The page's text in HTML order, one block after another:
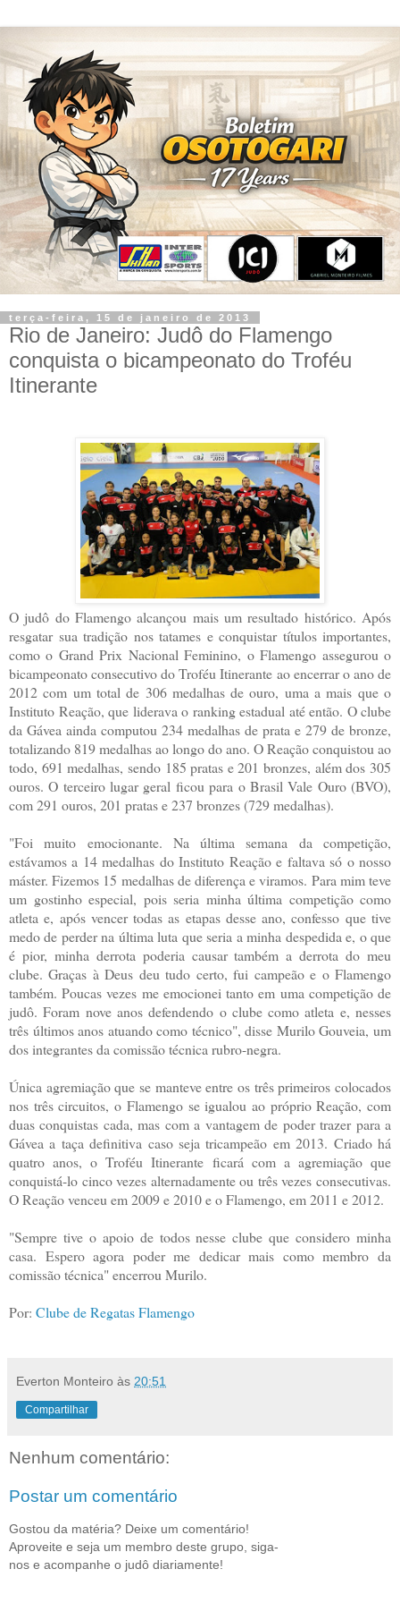
terça-feira, 15 de janeiro de 2013
Rio de Janeiro: Judô do Flamengo
conquista o bicampeonato do Troféu
Itinerante
O judô do Flamengo alcançou mais um resultado histórico. Após
resgatar sua tradição nos tatames e conquistar títulos importantes,
como o Grand Prix Nacional Feminino, o Flamengo assegurou o
bicampeonato consecutivo do Troféu Itinerante ao encerrar o ano de
2012 com um total de 306 medalhas de ouro, uma a mais que o
Instituto Reação, que liderava o ranking estadual até então. O clube
da Gávea ainda computou 234 medalhas de prata e 279 de bronze,
totalizando 819 medalhas ao longo do ano. O Reação conquistou ao
todo, 691 medalhas, sendo 185 pratas e 201 bronzes, além dos 305
ouros. O terceiro lugar geral ficou para o Brasil Vale Ouro (BVO),
com 291 ouros, 201 pratas e 237 bronzes (729 medalhas).
"Foi muito emocionante. Na última semana da competição,
estávamos a 14 medalhas do Instituto Reação e faltava só o nosso
máster. Fizemos 15 medalhas de diferença e viramos. Para mim teve
um gostinho especial, pois seria minha última competição como
atleta e, após vencer todas as etapas desse ano, confesso que tive
medo de perder na última luta que seria a minha despedida e, o que
é pior, minha derrota poderia causar também a derrota do meu
clube. Graças à Deus deu tudo certo, fui campeão e o Flamengo
também. Poucas vezes me emocionei tanto em uma competição de
judô. Foram nove anos defendendo o clube como atleta e, nesses
três últimos anos atuando como técnico", disse Murilo Gouveia, um
dos integrantes da comissão técnica rubro-negra.
Única agremiação que se manteve entre os três primeiros colocados
nos três circuitos, o Flamengo se igualou ao próprio Reação, com
duas conquistas cada, mas com a vantagem de poder trazer para a
Gávea a taça definitiva caso seja tricampeão em 2013. Criado há
quatro anos, o Troféu Itinerante ficará com a agremiação que
conquistá-lo cinco vezes alternadamente ou três vezes consecutivas.
O Reação venceu em 2009 e 2010 e o Flamengo, em 2011 e 2012.
"Sempre tive o apoio de todos nesse clube que considero minha
casa. Espero agora poder me dedicar mais como membro da
comissão técnica" encerrou Murilo.
Por: Clube de Regatas Flamengo
Everton Monteiro às 20:51
Compartilhar
Nenhum comentário:
Postar um comentário
Gostou da matéria? Deixe um comentário!
Aproveite e seja um membro deste grupo, siga-
nos e acompanhe o judô diariamente!